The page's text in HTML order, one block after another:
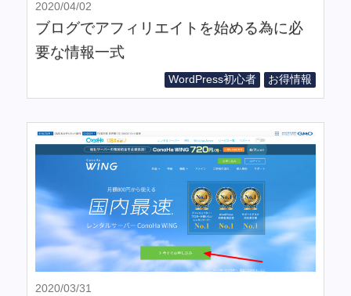
2020/04/02
ブログでアフィリエイトを始める為に必
要な情報一式
WordPress初心者 お得情報
2020/03/31